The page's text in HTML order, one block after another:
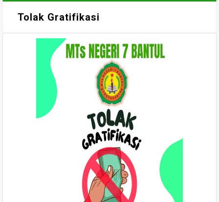
Tolak Gratifikasi